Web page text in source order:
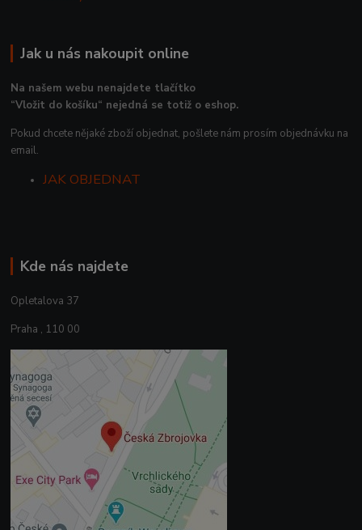
Jak u nás nakoupit online
Na našem webu nenajdete tlačítko
“Vložit do košíku“ nejedná se totiž o eshop.
Pokud chcete nějaké zboží objednat, pošlete nám prosím objednávku na
email.
JAK OBJEDNAT
Kde nás najdete
Opletalova 37
Praha , 110 00